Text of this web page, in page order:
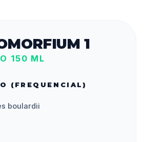
1
150 ML
(FREQUENCIAL)
boulardii